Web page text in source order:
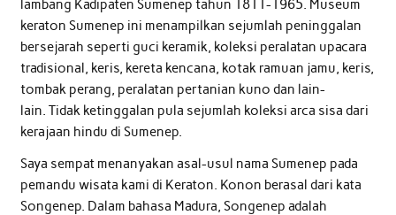
lambang Kadipaten Sumenep tahun 1811-1965. Museum
keraton Sumenep ini menampilkan sejumlah peninggalan
bersejarah seperti guci keramik, koleksi peralatan upacara
tradisional, keris, kereta kencana, kotak ramuan jamu, keris,
tombak perang, peralatan pertanian kuno dan lain-
lain. Tidak ketinggalan pula sejumlah koleksi arca sisa dari
kerajaan hindu di Sumenep.
Saya sempat menanyakan asal-usul nama Sumenep pada
pemandu wisata kami di Keraton. Konon berasal dari kata
Songenep. Dalam bahasa Madura, Songenep adalah